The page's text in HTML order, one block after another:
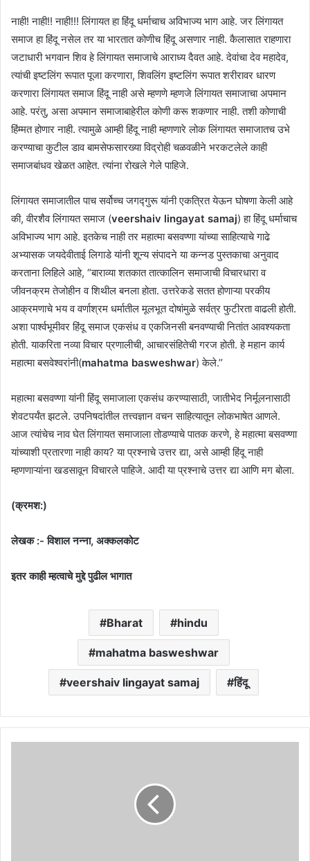
नाही! नाही!! नाही!!! लिंगायत हा हिंदू धर्माचाच अविभाज्य भाग आहे. जर लिंगायत
समाज हा हिंदू नसेल तर या भारतात कोणीच हिंदू असणार नाही. कैलासात राहणारा
जटाधारी भगवान शिव हे लिंगायत समाजाचे आराध्य दैवत आहे. देवांचा देव महादेव,
त्यांची इष्टलिंग रूपात पूजा करणारा, शिवलिंग इष्टलिंग रूपात शरीरावर धारण
करणारा लिंगायत समाज हिंदू नाही असे म्हणणे म्हणजे लिंगायत समाजाचा अपमान
आहे. परंतु, असा अपमान समाजाबाहेरील कोणी करू शकणार नाही. तशी कोणाची
हिंम्मत होणार नाही. त्यामुळे आम्ही हिंदू नाही म्हणणारे लोक लिंगायत समाजातच उभे
करण्याचा कुटील डाव बामसेफसारख्या विद्रोही चळवळीने भरकटलेले काही
समाजबांधव खेळत आहेत. त्यांना रोखले गेले पाहिजे.
लिंगायत समाजातील पाच सर्वोच्च जगद्गुरू यांनी एकत्रित येऊन घोषणा केली आहे
की, वीरशैव लिंगायत समाज (veershaiv lingayat samaj) हा हिंदू धर्माचाच
अविभाज्य भाग आहे. इतकेच नाही तर महात्मा बसवण्णा यांच्या साहित्याचे गाढे
अभ्यासक जयदेवीताई लिगाडे यांनी शून्य संपादने या कन्नड पुस्तकाचा अनुवाद
करताना लिहिले आहे, “बाराव्या शतकात तात्कालिन समाजाची विचारधारा व
जीवनक्रम तेजोहीन व शिथील बनला होता. उत्तरेकडे सतत होणाऱ्या परकीय
आक्रमणाचे भय व वर्णाश्रम धर्मातील मूलभूत दोषांमुळे सर्वत्र फुटीरता वाढली होती.
अशा पार्श्वभूमीवर हिंदू समाज एकसंध व एकजिनसी बनवण्याची नितांत आवश्यकता
होती. याकरिता नव्या विचार प्रणालीची, आचारसंहितेची गरज होती. हे महान कार्य
महात्मा बसवेश्वरांनी(mahatma basweshwar) केले.’’
महात्मा बसवण्णा यांनी हिंदू समाजाला एकसंध करण्यासाठी, जातीभेद निर्मूलनासाठी
शेवटपर्यंत झटले. उपनिषदांतील तत्त्वज्ञान वचन साहित्यातून लोकभाषेत आणले.
आज त्यांचेच नाव घेत लिंगायत समाजाला तोडण्याचे पातक करणे, हे महात्मा बसवण्णा
यांच्याशी प्रतारणा नाही काय? या प्रश्नाचे उत्तर द्या, असे आम्ही हिंदू नाही
म्हणणाऱ्यांना खडसावून विचारले पाहिजे. आदी या प्रश्नाचे उत्तर द्या आणि मग बोला.
(क्रमश:‌)
लेखक :- विशाल नन्ना, अक्कलकोट
इतर काही म्हत्वाचे मुद्दे पुढील भागात
Bharat hindu
mahatma basweshwar
veershaiv lingayat samaj हिंदू